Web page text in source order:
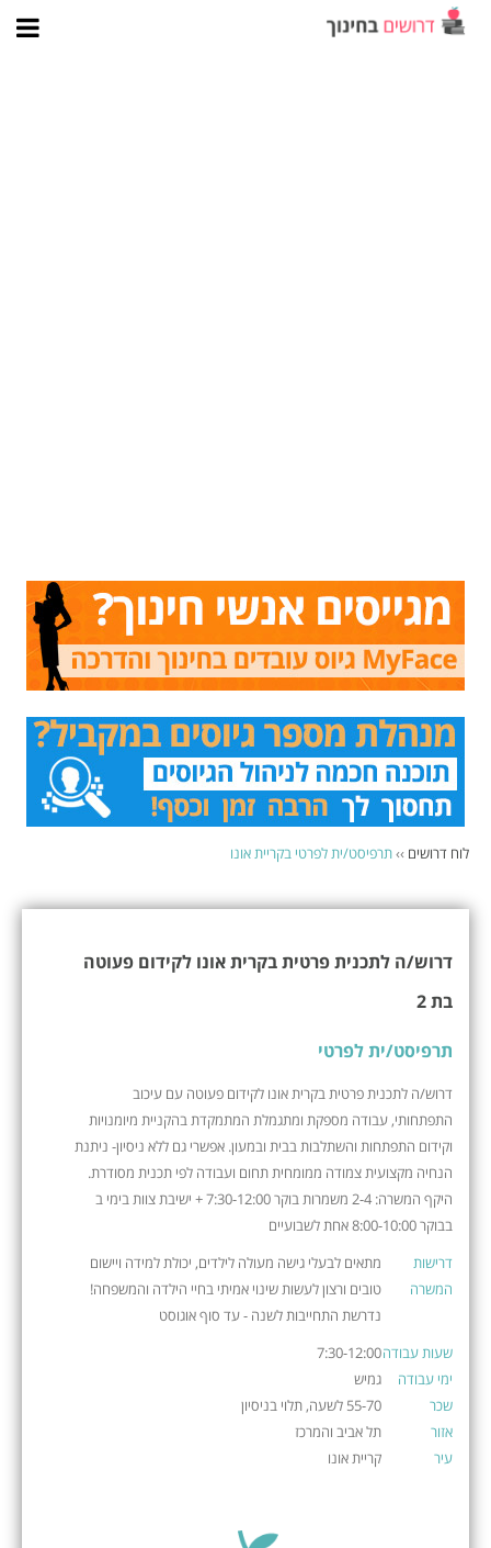
לוח דרושים ››תרפיסט/ית לפרטי בקריית אונו
דרוש/ה לתכנית פרטית בקרית אונו לקידום פעוטה
בת 2
תרפיסט/ית לפרטי
דרוש/ה לתכנית פרטית בקרית אונו לקידום פעוטה עם עיכוב
התפתחותי, עבודה מספקת ומתגמלת המתמקדת בהקניית מיומנויות
וקידום התפתחות והשתלבות בבית ובמעון. אפשרי גם ללא ניסיון- ניתנת
הנחיה מקצועית צמודה ממומחית תחום ועבודה לפי תכנית מסודרת.
היקף המשרה: 2-4 משמרות בוקר 7:30-12:00 + ישיבת צוות בימי ב
בבוקר 8:00-10:00 אחת לשבועיים
דרישות
המשרה
מתאים לבעלי גישה מעולה לילדים, יכולת למידה ויישום
טובים ורצון לעשות שינוי אמיתי בחיי הילדה והמשפחה!
נדרשת התחייבות לשנה - עד סוף אוגוסט
שעות עבודה7:30-12:00
ימי עבודה
גמיש
שכר
55-70 לשעה, תלוי בניסיון
אזור
תל אביב והמרכז
עיר
קריית אונו